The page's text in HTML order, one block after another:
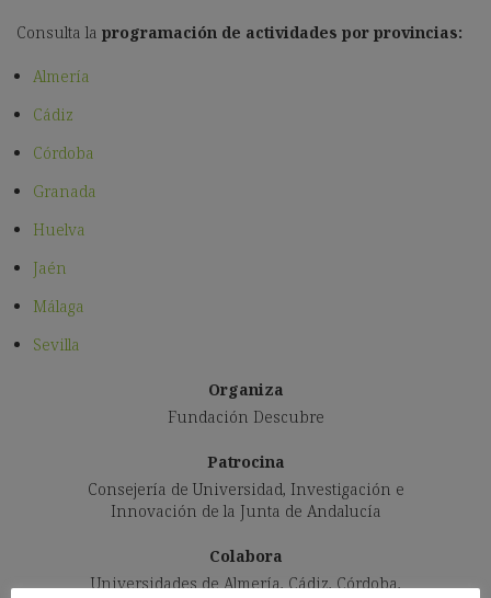
Consulta la programación de actividades por provincias:
Almería
Cádiz
Córdoba
Granada
Huelva
Jaén
Málaga
Sevilla
Organiza
Fundación Descubre
Patrocina
Consejería de Universidad, Investigación e
Innovación de la Junta de Andalucía
Colabora
Universidades de Almería, Cádiz, Córdoba,